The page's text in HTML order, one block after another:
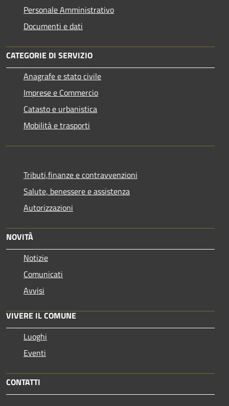
Personale Amministrativo
Documenti e dati
CATEGORIE DI SERVIZIO
Anagrafe e stato civile
Imprese e Commercio
Catasto e urbanistica
Mobilità e trasporti
Tributi,finanze e contravvenzioni
Salute, benessere e assistenza
Autorizzazioni
NOVITÀ
Notizie
Comunicati
Avvisi
VIVERE IL COMUNE
Luoghi
Eventi
CONTATTI